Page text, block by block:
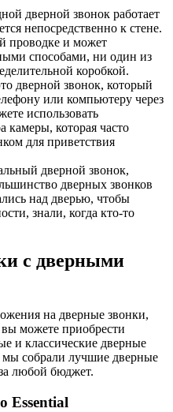
дверной звонок работает
непосредственно к стене.
проводке и может
способами, ни один из
коробкой.
дверной звонок, который
или компьютеру через
использовать
камеры, которая часто
для приветствия
дверной звонок,
дверных звонков
над дверью, чтобы
знали, когда кто-то
с дверными
на дверные звонки,
можете приобрести
и классические дверные
мы собрали лучшие дверные
любой бюджет.
Essential